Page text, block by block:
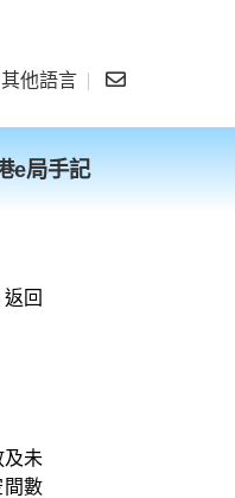
其他語言
e局手記
返回
未
間數